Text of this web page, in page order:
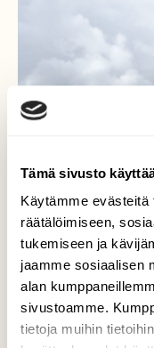
Tämä sivusto
Käytämme
räätälöimiseen,
tukemiseen ja
jaamme sosiaalisen
alan
sivustoamme.
tietoja muihin